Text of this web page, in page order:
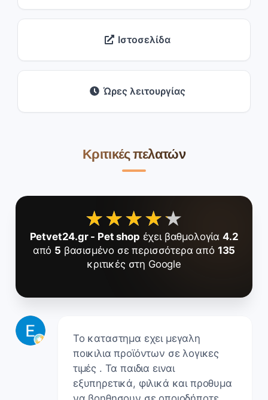
Ιστοσελίδα
Ώρες λειτουργίας
Κριτικές πελατών
★★★★★
★★★★★
Petvet24.gr - Pet shop έχει βαθμολογία 4.2
από 5 βασισμένο σε περισσότερα από 135
κριτικές στη Google
Το καταστημα εχει μεγαλη
ποικιλια προϊόντων σε λογικες
τιμές . Τα παιδια ειναι
εξυπηρετικά, φιλικά και προθυμα